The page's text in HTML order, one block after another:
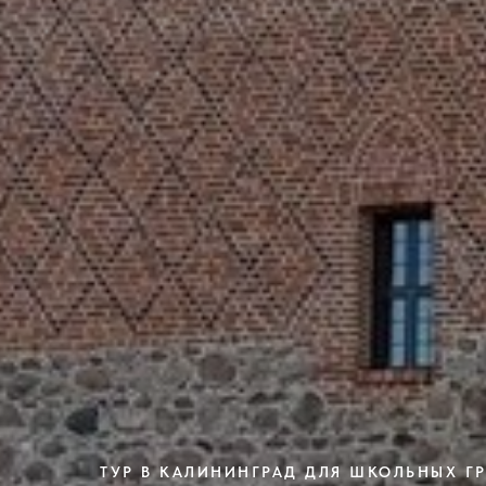
ТУР В КАЛИНИНГРАД ДЛЯ ШКОЛЬНЫХ